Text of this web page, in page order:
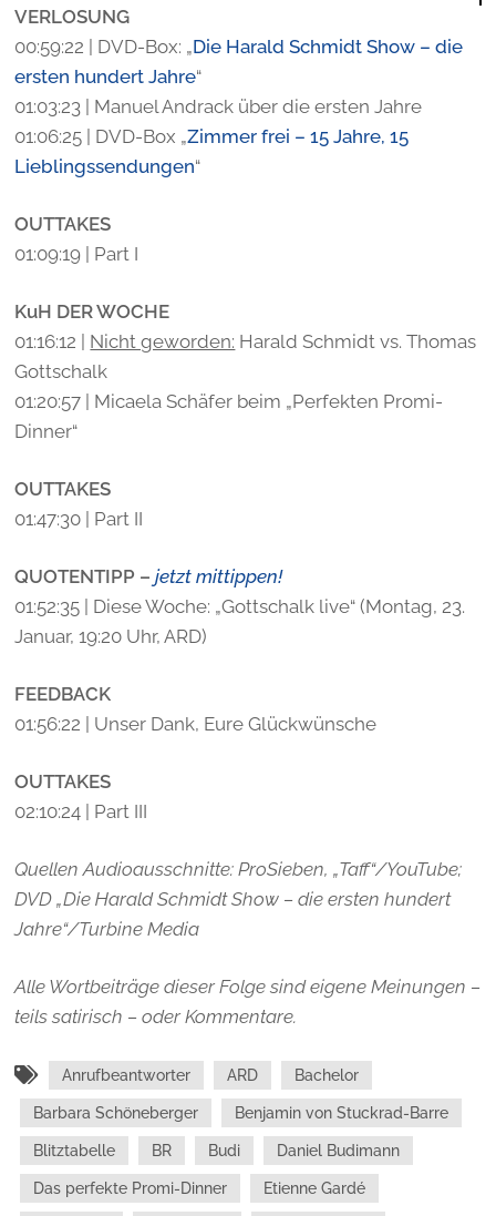
VERLOSUNG
00:59:22 | DVD-Box: „Die Harald Schmidt Show – die
ersten hundert Jahre“
01:03:23 | Manuel Andrack über die ersten Jahre
01:06:25 | DVD-Box „Zimmer frei – 15 Jahre, 15
Lieblingssendungen“
OUTTAKES
01:09:19 | Part I
KuH DER WOCHE
01:16:12 | Nicht geworden: Harald Schmidt vs. Thomas
Gottschalk
01:20:57 | Micaela Schäfer beim „Perfekten Promi-
Dinner“
OUTTAKES
01:47:30 | Part II
QUOTENTIPP –jetzt mittippen!
01:52:35 | Diese Woche: „Gottschalk live“ (Montag, 23.
Januar, 19:20 Uhr, ARD)
FEEDBACK
01:56:22 | Unser Dank, Eure Glückwünsche
OUTTAKES
02:10:24 | Part III
Quellen Audioausschnitte: ProSieben, „Taff“/YouTube;
DVD „Die Harald Schmidt Show – die ersten hundert
Jahre“/Turbine Media
Alle Wortbeiträge dieser Folge sind eigene Meinungen –
teils satirisch – oder Kommentare.
Anrufbeantworter ARD Bachelor
Barbara Schöneberger Benjamin von Stuckrad-Barre
Blitztabelle BR Budi Daniel Budimann
Das perfekte Promi-Dinner Etienne Gardé